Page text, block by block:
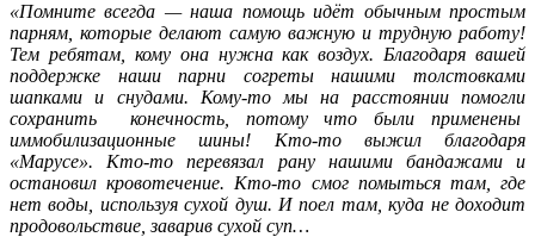
«Помните всегда — наша помощь идёт обычным простым
парням, которые делают самую важную и трудную работу!
Тем ребятам, кому она нужна как воздух. Благодаря вашей
поддержке наши парни согреты нашими толстовками
шапками и снудами. Кому-то мы на расстоянии помогли
сохранить конечность, потому что были применены
иммобилизационные шины! Кто-то выжил благодаря
«Марусе». Кто-то перевязал рану нашими бандажами и
остановил кровотечение. Кто-то смог помыться там, где
нет воды, используя сухой душ. И поел там, куда не доходит
продовольствие, заварив сухой суп…